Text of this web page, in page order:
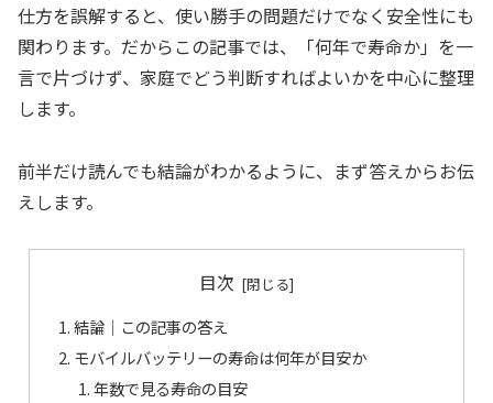
仕方を誤解すると、使い勝手の問題だけでなく安全性にも
関わります。だからこの記事では、「何年で寿命か」を一
言で片づけず、家庭でどう判断すればよいかを中心に整理
します。
前半だけ読んでも結論がわかるように、まず答えからお伝
えします。
目次
結論｜この記事の答え
モバイルバッテリーの寿命は何年が目安か
年数で見る寿命の目安